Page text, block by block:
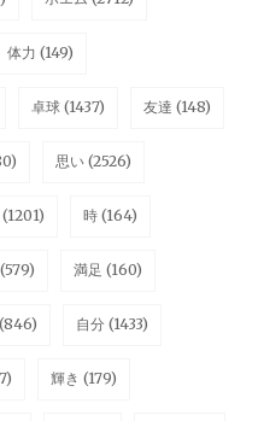
体力 (149)
卓球 (1437) 友達 (148)
思い (2526)
(1201) 時 (164)
(579) 満足 (160)
(846) 自分 (1433)
輝き (179)